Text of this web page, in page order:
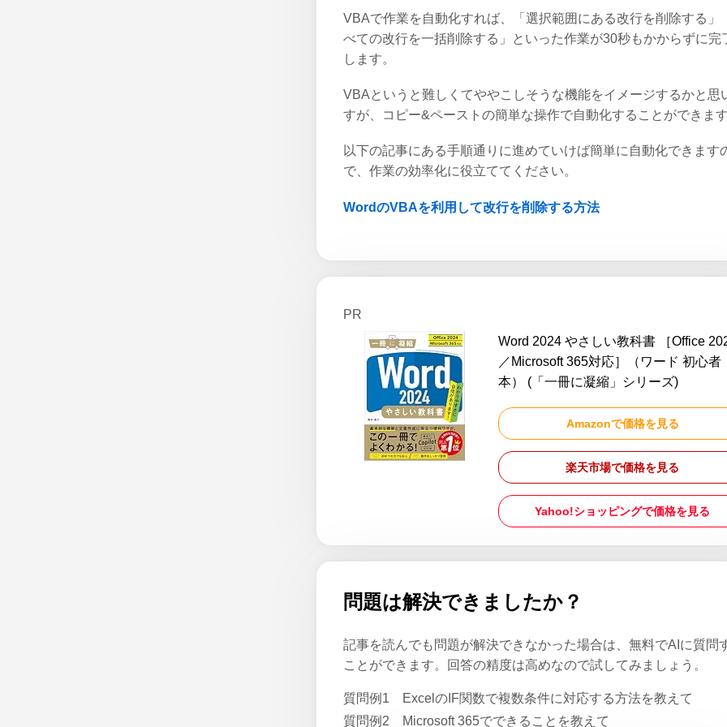
VBAで作業を自動化すれば、「選択範囲にある改行を削除する」
べての改行を一括削除する」といった作業が30秒もかからずに完
します。
VBAというと難しくてややこしそうな機能をイメージするかと思
すが、コピー&ペーストの簡単な操作で自動化することができま
以下の記事にある手順通りに進めていけば簡単に自動化できます
で、作業の効率化に役立ててください。
WordのVBAを利用して改行を削除する方法
PR
Word 2024 やさしい教科書 ［Office
／Microsoft 365対応］（ワード 初心者
本） (「一冊に凝縮」シリーズ)
Amazonで価格を見る
楽天市場で価格を見る
Yahoo!ショッピングで価格を見る
問題は解決できましたか？
記事を読んでも問題が解決できなかった場合は、無料でAIに質問
ことができます。回答の精度は高めなので試してみましょう。
質問例1
ExcelのIF関数で複数条件に対応する方法を教えて
質問例2
Microsoft 365でできることを教えて